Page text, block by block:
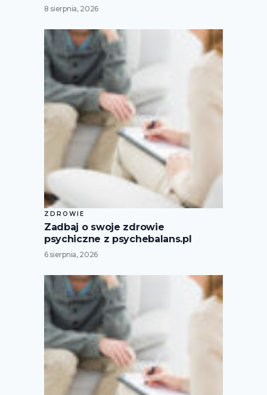
8 sierpnia, 2026
ZDROWIE
Zadbaj o swoje zdrowie
psychiczne z psychebalans.pl
6 sierpnia, 2026